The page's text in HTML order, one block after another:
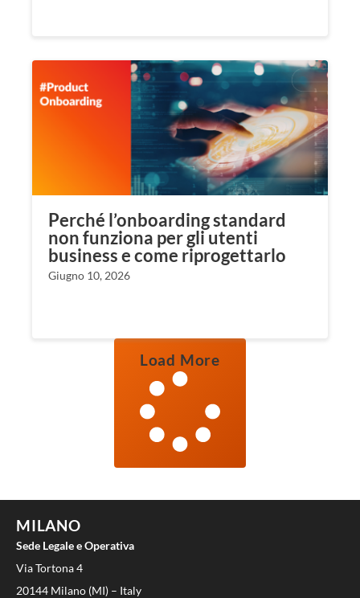
Perché l’onboarding standard
non funziona per gli utenti
business e come riprogettarlo
Giugno 10, 2026
Load More
MILANO
Sede Legale e Operativa
Via Tortona 4
20144 Milano (MI) – Italy